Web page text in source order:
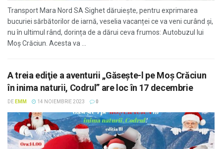
Transport Mara Nord SA Sighet dăruieşte, pentru exprimarea
bucuriei sărbătorilor de iarnă, veselia vacanței ce va veni curând și,
nu în ultimul rând, dorința de a dărui ceva frumos: Autobuzul lui
Moș Crăciun. Acesta va ...
A treia ediţie a aventurii „Găsește-l pe Moș Crăciun
în inima naturii, Codrul” are loc în 17 decembrie
DE EMM 14 NOIEMBRIE 2023 0